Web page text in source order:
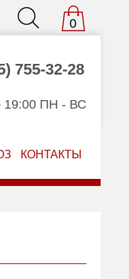
0
755-32-28
19:00 ПН - ВС
КОНТАКТЫ